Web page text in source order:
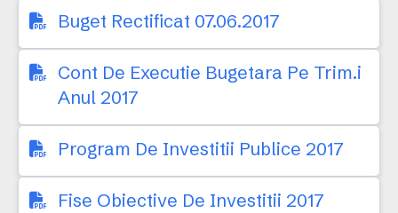
Buget Rectificat 07.06.2017
Cont De Executie Bugetara Pe Trim.i
Anul 2017
Program De Investitii Publice 2017
Fise Obiective De Investitii 2017